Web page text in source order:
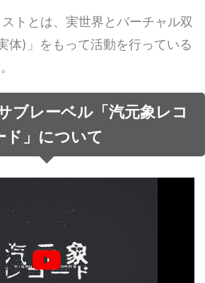
トとは、実世界とバーチャル双
体)」をもって活動を行っている
ブレーベル「汽元象レコ
ド」について